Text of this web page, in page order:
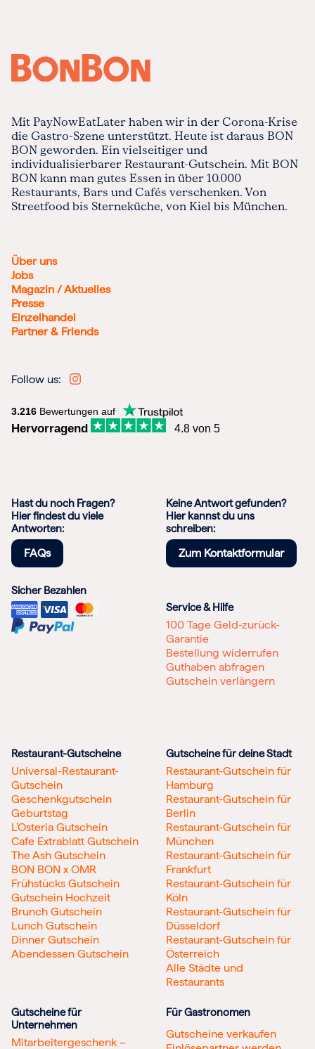
Mit PayNowEatLater haben wir in der Corona-Krise
die Gastro-Szene unterstützt. Heute ist daraus BON
BON geworden. Ein vielseitiger und
individualisierbarer Restaurant-Gutschein. Mit BON
BON kann man gutes Essen in über 10.000
Restaurants, Bars und Cafés verschenken. Von
Streetfood bis Sterneküche, von Kiel bis München.
Über uns
Jobs
Magazin / Aktuelles
Presse
Einzelhandel
Partner & Friends
Follow us:
3.216 Bewertungen auf
Hervorragend 4.8 von 5
Hast du noch Fragen?
Hier findest du viele
Antworten:
FAQs
Keine Antwort gefunden?
Hier kannst du uns
schreiben:
Zum Kontaktformular
Sicher Bezahlen
Service & Hilfe
100 Tage Geld-zurück-
Garantie
Bestellung widerrufen
Guthaben abfragen
Gutschein verlängern
Restaurant-Gutscheine
Universal-Restaurant-
Gutschein
Geschenkgutschein
Geburtstag
L’Osteria Gutschein
Cafe Extrablatt Gutschein
The Ash Gutschein
BON BON x OMR
Frühstücks Gutschein
Gutschein Hochzeit
Brunch Gutschein
Lunch Gutschein
Dinner Gutschein
Abendessen Gutschein
Gutscheine für deine Stadt
Restaurant-Gutschein für
Hamburg
Restaurant-Gutschein für
Berlin
Restaurant-Gutschein für
München
Restaurant-Gutschein für
Frankfurt
Restaurant-Gutschein für
Köln
Restaurant-Gutschein für
Düsseldorf
Restaurant-Gutschein für
Österreich
Alle Städte und
Restaurants
Gutscheine für
Unternehmen
Mitarbeitergeschenk –
Für Gastronomen
Gutscheine verkaufen